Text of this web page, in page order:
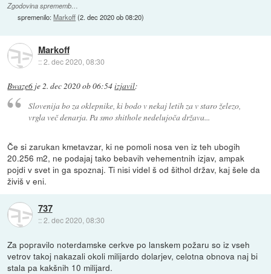
Zgodovina sprememb…
spremenilo:Markoff(2. dec 2020 ob 08:20)
Markoff
::2. dec 2020, 08:30
Bwaze6 je 2. dec 2020 ob 06:54izjavil:
Slovenija bo za oklepnike, ki bodo v nekaj letih za v staro železo,
vrgla več denarja. Pa smo shithole nedelujoča država...
Če si zarukan kmetavzar, ki ne pomoli nosa ven iz teh ubogih
20.256 m2, ne podajaj tako bebavih vehementnih izjav, ampak
pojdi v svet in ga spoznaj. Ti nisi videl š od šithol držav, kaj šele da
živiš v eni.
737
::2. dec 2020, 08:30
Za popravilo noterdamske cerkve po lanskem požaru so iz vseh
vetrov takoj nakazali okoli milijardo dolarjev, celotna obnova naj bi
stala pa kakšnih 10 milijard.